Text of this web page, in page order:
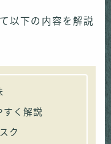
以下の内容を解説
すく解説
ク